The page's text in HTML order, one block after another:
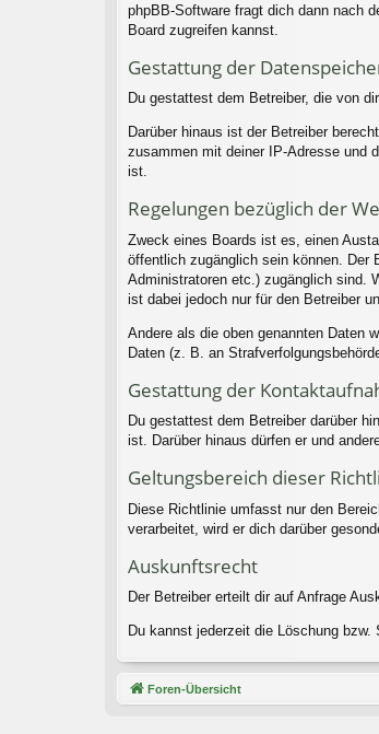
phpBB-Software fragt dich dann nach
Board zugreifen kannst.
Gestattung der
Du gestattest dem Betreiber, die von
Darüber hinaus ist der Betreiber
zusammen mit deiner IP-Adresse und
ist.
Regelungen bezüglich der
Zweck eines Boards ist es, einen
öffentlich zugänglich sein können. Der
Administratoren etc.) zugänglich sind.
ist dabei jedoch nur für den Betreiber
Andere als die oben genannten Daten
Daten (z. B. an
Gestattung der
Du gestattest dem Betreiber darüber
ist. Darüber hinaus dürfen er und
Geltungsbereich dieser
Diese Richtlinie umfasst nur den
verarbeitet, wird er dich darüber
Auskunftsrecht
Der Betreiber erteilt dir auf Anfrage
Du kannst jederzeit die Löschung
Foren-Übersicht